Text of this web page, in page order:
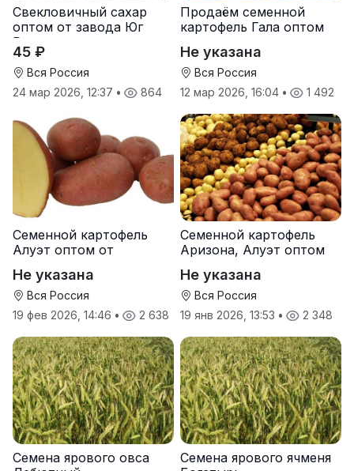
Свекловичный сахар
оптом от завода Юг
Руси
45 ₽
Вся Россия
24 мар 2026, 12:37 • 864
Продаём семенной
картофель Гала оптом
Не указана
Вся Россия
12 мар 2026, 16:04 • 1 492
Семенной картофель
Алуэт оптом от
Не указана
Вся Россия
19 фев 2026, 14:46 • 2 638
Семенной картофель
Аризона, Алуэт оптом
Не указана
Вся Россия
19 янв 2026, 13:53 • 2 348
Семена ярового овса
Семена ярового ячменя